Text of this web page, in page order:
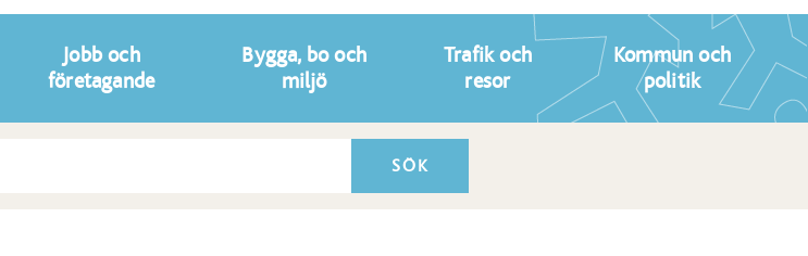
Jobb och
företagande
Bygga, bo och
miljö
Trafik och
resor
Kommun och
politik